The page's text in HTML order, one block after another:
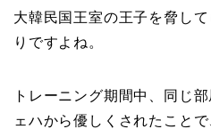
大韓民国王室の王子を脅し
りですよね。
トレーニング期間中、同じ
ェハから優しくされたこと